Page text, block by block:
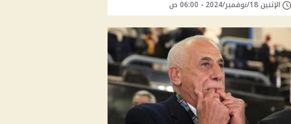
الإثنين 18/نوفمبر/2024 - 06:00 ص